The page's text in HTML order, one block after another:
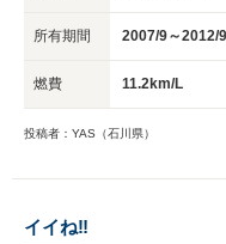
所有期間 2007/9～2012/9
燃費 11.2km/L
投稿者：YAS（石川県）
イイね‼︎